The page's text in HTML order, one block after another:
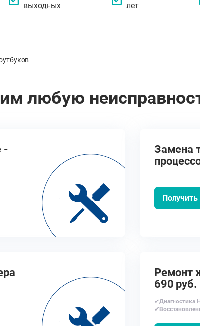
выходных
лет
любую
-
Замена
Ремонт
690 руб.
✔Диагностика